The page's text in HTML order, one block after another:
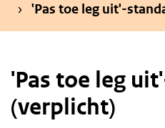
'Pas toe leg uit'-
'Pas toe leg
(verplicht)